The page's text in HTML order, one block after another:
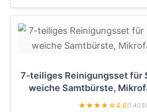
7-teiliges Reinigungsset für
weiche Samtbürste,
★★★★☆4.6(1.403)